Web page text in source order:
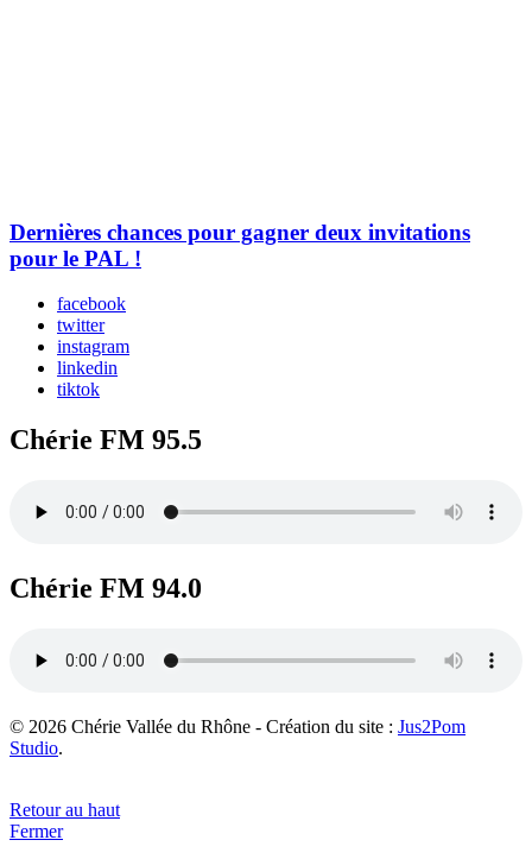
Dernières chances pour gagner deux invitations
pour le PAL !
facebook
twitter
instagram
linkedin
tiktok
Chérie FM 95.5
Chérie FM 94.0
© 2026 Chérie Vallée du Rhône - Création du site : Jus2Pom
Studio.
Retour au haut
Fermer